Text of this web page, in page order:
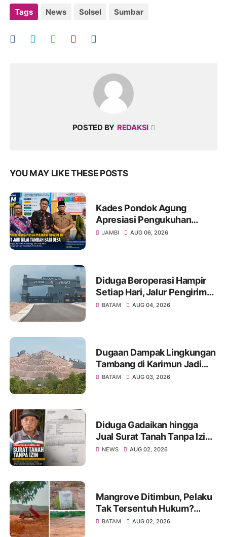
Tags News Solsel Sumbar
POSTED BY REDAKSI
YOU MAY LIKE THESE POSTS
Kades Pondok Agung
Apresiasi Pengukuhan
Penggerak HAM, Sebut Jadi
JAMBI AUG 06, 2026
Diduga Beroperasi Hampir
Setiap Hari, Jalur Pengiriman
Barang Ilegal di Barelang
BATAM AUG 04, 2026
Dugaan Dampak Lingkungan
Tambang di Karimun Jadi
Sorotan, Masyarakat Minta
BATAM AUG 03, 2026
Diduga Gadaikan hingga
Jual Surat Tanah Tanpa Izin,
Seorang Warga Pekanbaru
NEWS AUG 02, 2026
Mangrove Ditimbun, Pelaku
Tak Tersentuh Hukum?
Dugaan Tebang Pilih
BATAM AUG 02, 2026